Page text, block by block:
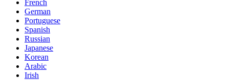
French
German
Portuguese
Spanish
Russian
Japanese
Korean
Arabic
Irish